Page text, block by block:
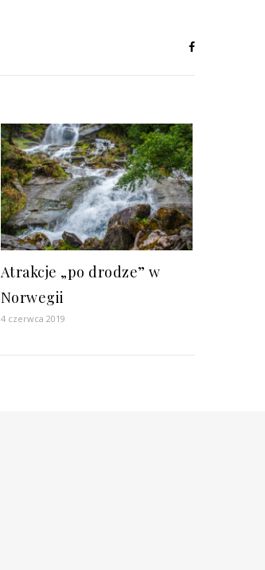
Atrakcje „po drodze” w
Norwegii
4 czerwca 2019